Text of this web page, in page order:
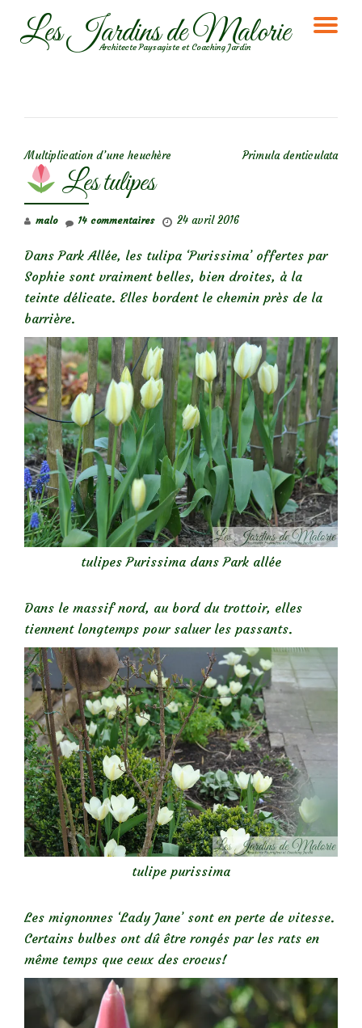
AllerLes Jardins de Malorie
Architecte Paysagiste et Coaching Jardin
Multiplication d’une heuchère Primula denticulata
Les tulipes
malo 24 avril 2016
14 commentaires
Dans Park Allée, les tulipa ‘Purissima’ offertes par
Sophie sont vraiment belles, bien droites, à la
teinte délicate. Elles bordent le chemin près de la
barrière.
tulipes Purissima dans Park allée
Dans le massif nord, au bord du trottoir, elles
tiennent longtemps pour saluer les passants.
tulipe purissima
Les mignonnes ‘Lady Jane’ sont en perte de vitesse.
Certains bulbes ont dû être rongés par les rats en
même temps que ceux des crocus!